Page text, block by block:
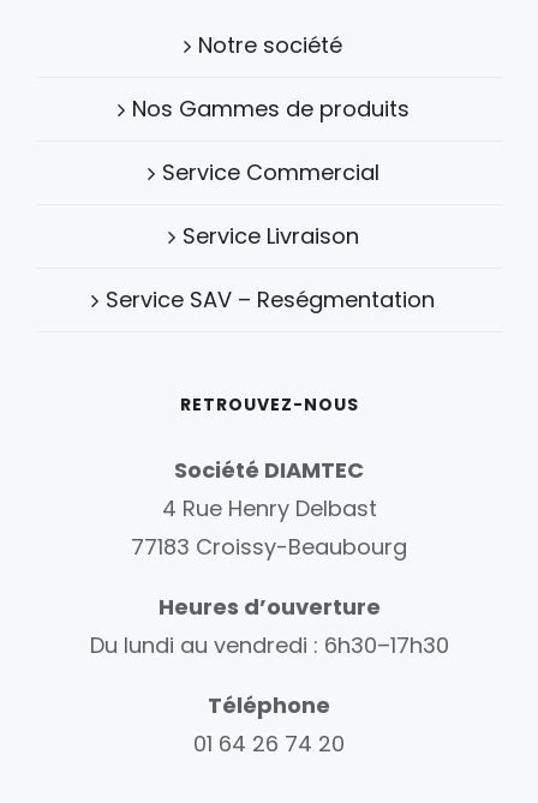
Notre société
Nos Gammes de produits
Service Commercial
Service Livraison
Service SAV – Reségmentation
RETROUVEZ-NOUS
Société DIAMTEC
4 Rue Henry Delbast
77183 Croissy-Beaubourg
Heures d’ouverture
Du lundi au vendredi : 6h30–17h30
Téléphone
01 64 26 74 20